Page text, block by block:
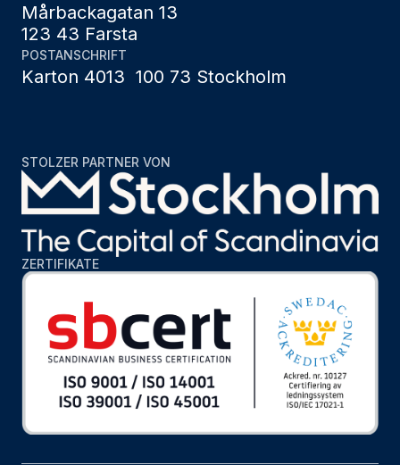
STOLZER PARTNER VON
ZERTIFIKATE
Mårbackagatan 13
123 43 Farsta
POSTANSCHRIFT
Karton 4013 100 73 Stockholm